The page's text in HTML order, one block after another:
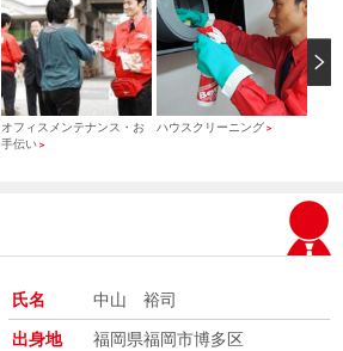
オフィスメンテナンス・お
手伝い ＞
ハウスクリーニング ＞
氏名 中山 裕司
出身地 福岡県福岡市博多区